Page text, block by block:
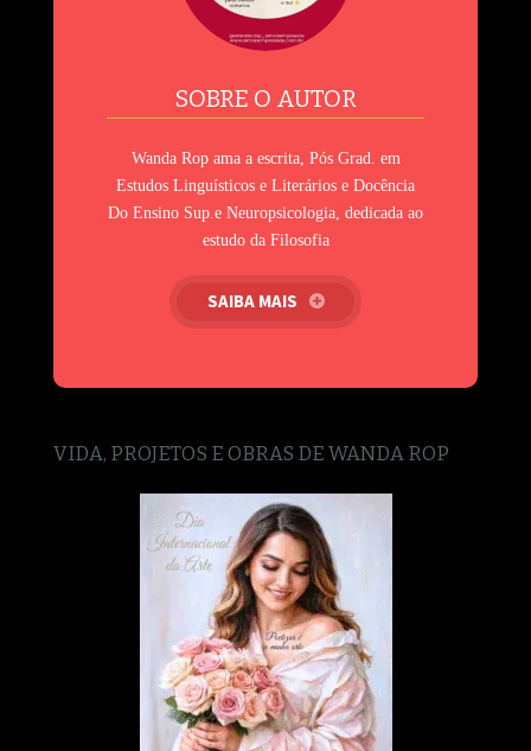
SOBRE O AUTOR
Wanda Rop ama a escrita, Pós Grad. em
Estudos Linguísticos e Literários e Docência
Do Ensino Sup.e Neuropsicologia, dedicada ao
estudo da Filosofia
SAIBA MAIS
VIDA, PROJETOS E OBRAS DE WANDA ROP